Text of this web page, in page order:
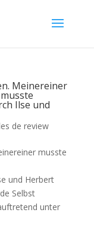
Meinereiner
Ilse und
de review
musste
und Herbert
Selbst
unter